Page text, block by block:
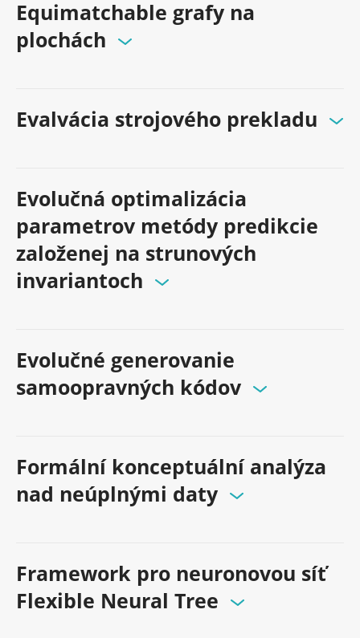
Equimatchable grafy na
plochách
Evalvácia strojového prekladu
Evolučná optimalizácia
parametrov metódy predikcie
založenej na strunových
invariantoch
Evolučné generovanie
samoopravných kódov
Formální konceptuální analýza
nad neúplnými daty
Framework pro neuronovou síť
Flexible Neural Tree